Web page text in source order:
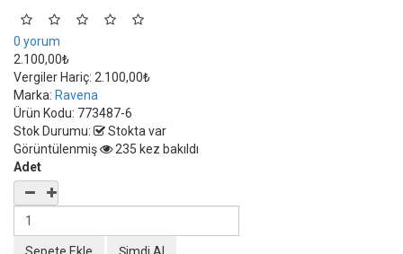
0 yorum
2.100,00₺
Vergiler Hariç: 2.100,00₺
Marka: Ravena
Ürün Kodu: 773487-6
Stok Durumu:
Stokta var
Görüntülenmiş
235 kez bakıldı
Adet